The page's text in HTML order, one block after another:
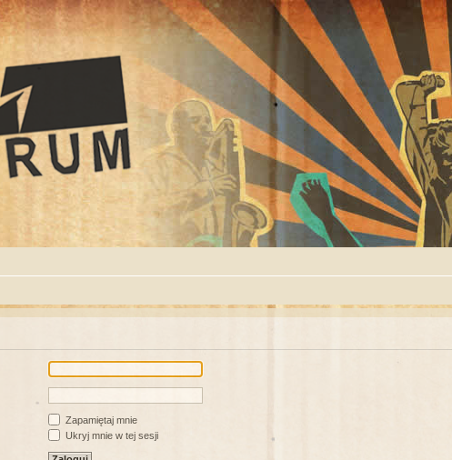
Zapamiętaj mnie
Ukryj mnie w tej sesji